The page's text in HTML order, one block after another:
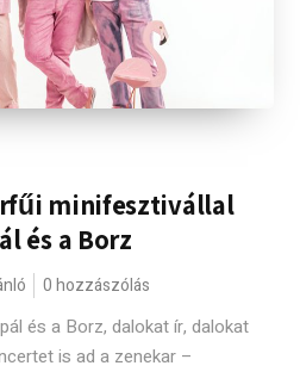
minifesztivállal
és a Borz
0 hozzászólás
és a Borz, dalokat ír, dalokat
is ad a zenekar –